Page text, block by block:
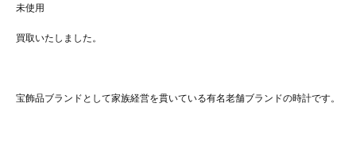
未使用
買取いたしました。
宝飾品ブランドとして家族経営を貫いている有名老舗ブランドの時計です。